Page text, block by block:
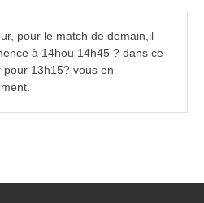
pour le match de demain,il
à 14hou 14h45 ? dans ce
13h15? vous en